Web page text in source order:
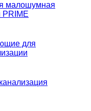
малошумная
PRIME
для